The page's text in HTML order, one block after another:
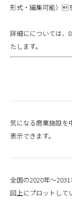
形式・編集可能）
詳細にについては、
たします。
気になる商業施設を
表示できます。
全国の2020年〜
図上にプロットして